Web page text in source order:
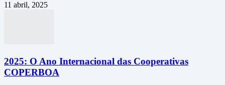
11 abril, 2025
2025: O Ano Internacional das Cooperativas
COPERBOA